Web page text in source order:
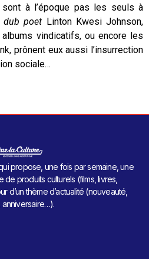
à l’époque pas les seuls à
dub poet Linton Kwesi Johnson,
vindicatifs, ou encore les
prônent eux aussi l’insurrection
sociale…
propose, une fois par semaine, une
de produits culturels (films, livres,
d’un thème d’actualité (nouveauté,